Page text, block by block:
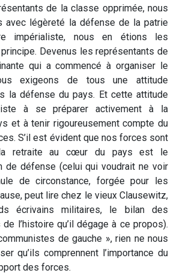
de la classe opprimée, nous
avec légèreté la défense de la patrie
impérialiste, nous en étions les
Devenus les représentants de
qui a commencé à organiser le
exigeons de tous une attitude
la défense du pays. Et cette attitude
à se préparer activement à la
et à tenir rigoureusement compte du
S’il est évident que nos forces sont
la retraite au cœur du pays est le
de défense (celui qui voudrait ne voir
de circonstance, forgée pour les
peut lire chez le vieux Clausewitz,
écrivains militaires, le bilan des
l’histoire qu’il dégage à ce propos).
de gauche », rien ne nous
qu’ils comprennent l’importance du
des forces.